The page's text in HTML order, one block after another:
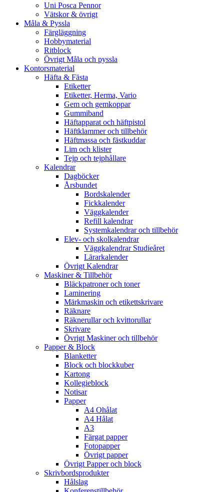
Uni Posca Pennor
Vätskor & övrigt
Måla & Pyssla
Färgläggning
Hobbymaterial
Ritblock
Övrigt Måla och pyssla
Kontorsmaterial
Häfta & Fästa
Etiketter
Etiketter, Herma, Vario
Gem och gemkoppar
Gummiband
Häftapparat och häftpistol
Häftklammer och tillbehör
Häftmassa och fästkuddar
Lim och klister
Tejp och tejphållare
Kalendrar
Dagböcker
Årsbundet
Bordskalender
Fickkalender
Väggkalender
Refill kalendrar
Systemkalendrar och tillbehör
Elev- och skolkalendrar
Väggkalendrar Studieåret
Lärarkalender
Övrigt Kalendrar
Maskiner & Tillbehör
Bläckpatroner och toner
Laminering
Märkmaskin och etikettskrivare
Räknare
Räknerullar och kvittorullar
Skrivare
Övrigt Maskiner och tillbehör
Papper & Block
Blanketter
Block och blockkuber
Kartong
Kollegieblock
Notisar
Papper
A4 Ohålat
A4 Hålat
A3
Färgat papper
Fotopapper
Övrigt papper
Övrigt Papper och block
Skrivbordsprodukter
Hålslag